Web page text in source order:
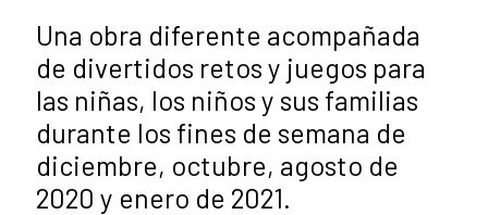
Una obra diferente acompañada
de divertidos retos y juegos para
las niñas, los niños y sus familias
durante los fines de semana de
diciembre, octubre, agosto de
2020 y enero de 2021.